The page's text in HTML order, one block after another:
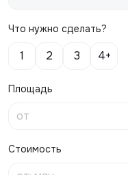
Что нужно сделать?
1 2 3 4+
Площадь
Стоимость